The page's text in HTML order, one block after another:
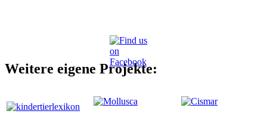
Weitere eigene Projekte: